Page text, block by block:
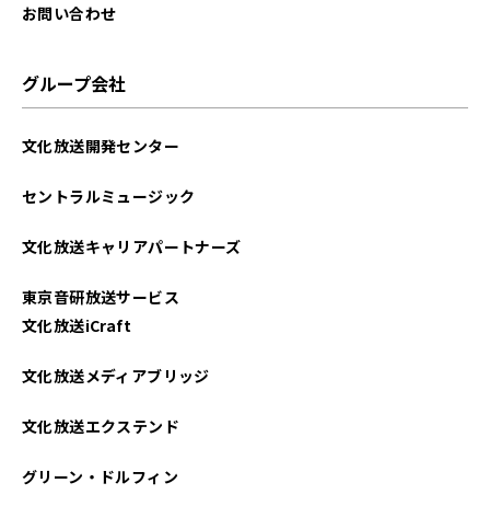
お問い合わせ
グループ会社
文化放送開発センター
セントラルミュージック
文化放送キャリアパートナーズ
東京音研放送サービス
文化放送iCraft
文化放送メディアブリッジ
文化放送エクステンド
グリーン・ドルフィン